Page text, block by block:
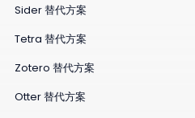
Sider 替代方案
Tetra 替代方案
Zotero 替代方案
Otter 替代方案